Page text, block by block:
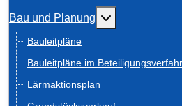
Bau und Planung Weitere
Bauleitpläne
Bauleitpläne im
Lärmaktionsplan